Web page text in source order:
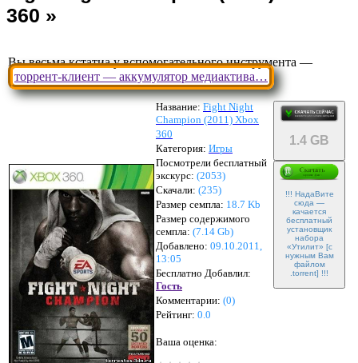
Вы весьма кстатиа у вспомогательного инструмента —
торрент-клиент — аккумулятор медиактива…
Название: Fight Night
Champion (2011) Xbox
360
1.4 GB
!!! НадаВите
сюда —
качается
бесплатный
установщик
набора
«Утилит» [с
нужным Вам
файлом
.torrent] !!!
Категория: Игры
Посмотрели бесплатный
экскурс: (2053)
Скачали: (235)
Размер семпла: 18.7 Kb
Размер содержимого
семпла: (7.14 Gb)
Добавлено: 09.10.2011,
13:05
Бесплатно Добавлил:
Гость
Комментарии: (0)
Рейтинг: 0.0
Ваша оценка: